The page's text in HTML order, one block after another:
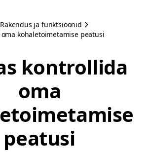
Rakendus ja funktsioonid
kohaletoimetamise peatusi
kontrollida
oma
peatusi